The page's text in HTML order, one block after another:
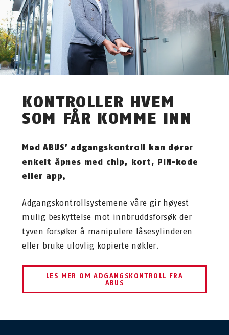
KONTROLLER HVEM
SOM FÅR KOMME INN
Med ABUS’ adgangskontroll kan dører
enkelt åpnes med chip, kort, PIN-kode
eller app.
Adgangskontrollsystemene våre gir høyest
mulig beskyttelse mot innbruddsforsøk der
tyven forsøker å manipulere låsesylinderen
eller bruke ulovlig kopierte nøkler.
LES MER OM ADGANGSKONTROLL FRA
ABUS